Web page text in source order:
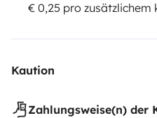
€ 0,25 pro zusätzlichem
Kaution
Zahlungsweise(n) der